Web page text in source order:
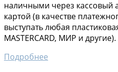
наличными через кассовый
картой (в качестве
выступать любая
MASTERCARD, МИР и другие).
Подробнее